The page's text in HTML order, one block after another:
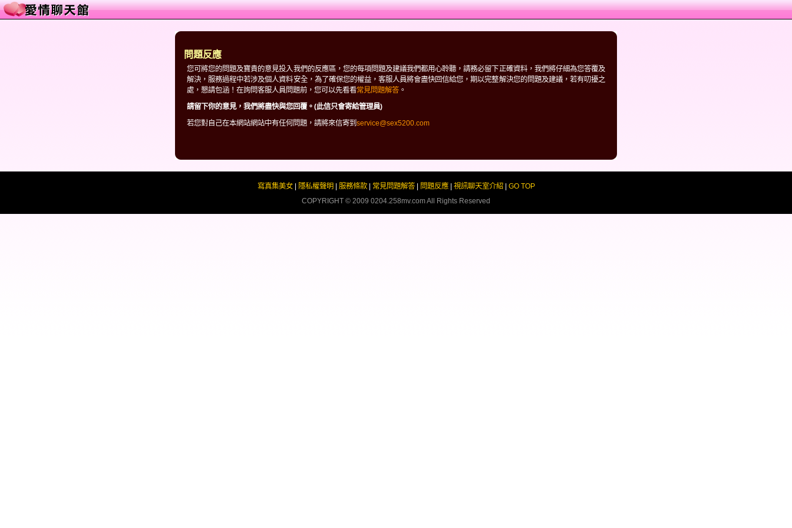
問題反應
您可將您的問題及寶貴的意見投入我們的反應區，您的每項問題及建議我們都用心聆聽，請務必留下正確資料，我們將仔細為您答覆及
解決，服務過程中若涉及個人資料安全，為了確保您的權益，客服人員將會盡快回信給您，期以完整解決您的問題及建議，若有叨擾之
處，懇請包涵！在詢問客服人員問題前，您可以先看看常見問題解答 。
請留下你的意見，我們將盡快與您回覆。(此信只會寄給管理員)
若您對自己在本網站網站中有任何問題，請將來信寄到 service@sex5200.com
寫真集美女| 隱私權聲明 服務條款| 常見問題解答| 問題反應| 視訊聊天室介紹| GO TOP
COPYRIGHT © 2009 0204.258mv.comAll Rights Reserved